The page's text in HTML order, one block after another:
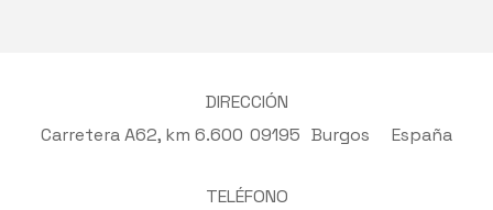
DIRECCIÓN
Carretera A62, km 6.600 09195 Burgos España
TELÉFONO